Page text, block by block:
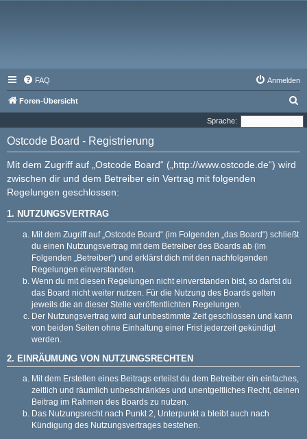
FAQ Anmelden
Foren-Übersicht
u
Sprache:
Ostcode Board - Registrierung
Mit dem Zugriff auf „Ostcode Board“ („http://www.ostcode.de“) wird
zwischen dir und dem Betreiber ein Vertrag mit folgenden
Regelungen geschlossen:
1. NUTZUNGSVERTRAG
Mit dem Zugriff auf „Ostcode Board“ (im Folgenden „das Board“) schließt
du einen Nutzungsvertrag mit dem Betreiber des Boards ab (im
Folgenden „Betreiber“) und erklärst dich mit den nachfolgenden
Regelungen einverstanden.
Wenn du mit diesen Regelungen nicht einverstanden bist, so darfst du
das Board nicht weiter nutzen. Für die Nutzung des Boards gelten
jeweils die an dieser Stelle veröffentlichten Regelungen.
Der Nutzungsvertrag wird auf unbestimmte Zeit geschlossen und kann
von beiden Seiten ohne Einhaltung einer Frist jederzeit gekündigt
werden.
2. EINRÄUMUNG VON NUTZUNGSRECHTEN
Mit dem Erstellen eines Beitrags erteilst du dem Betreiber ein einfaches,
zeitlich und räumlich unbeschränktes und unentgeltliches Recht, deinen
Beitrag im Rahmen des Boards zu nutzen.
Das Nutzungsrecht nach Punkt 2, Unterpunkt a bleibt auch nach
Kündigung des Nutzungsvertrages bestehen.